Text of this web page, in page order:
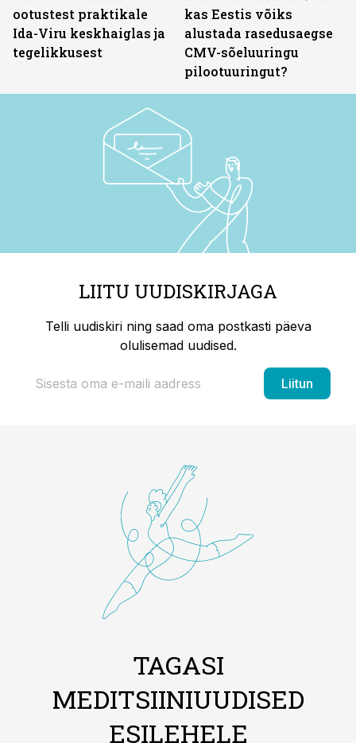
ootustest praktikale
Ida-Viru keskhaiglas ja
tegelikkusest
kas Eestis võiks
alustada rasedusaegse
CMV-sõeluuringu
pilootuuringut?
LIITU UUDISKIRJAGA
Telli uudiskiri ning saad oma postkasti päeva
olulisemad uudised.
Liitun
TAGASI
MEDITSIINIUUDISED
ESILEHELE